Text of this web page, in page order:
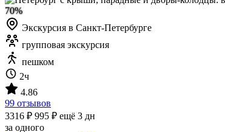
70%
Экскурсия в Санкт-Петербурге
групповая экскурсия
пешком
2ч
4.86
99 отзывов
3316 ₽ 995 ₽ ещё 3 дн
за одного